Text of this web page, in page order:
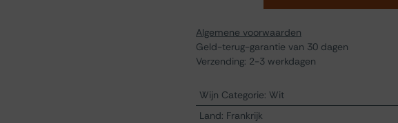
Algemene voorwaarden
Geld-terug-garantie van 30 dagen
Verzending: 2-3 werkdagen
Wijn Categorie: Wit
Land: Frankrijk